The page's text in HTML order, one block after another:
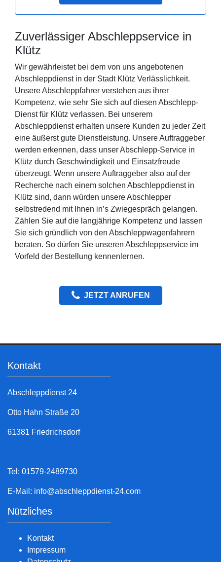
Zuverlässiger Abschleppservice in
Klütz
Wir gewährleistet bei dem von uns angebotenen
Abschleppdienst in der Stadt Klütz Verlässlichkeit.
Unsere Abschleppfahrer verstehen aus ihrer
Kompetenz, wie sehr Sie sich auf diesen Abschlepp-
Dienst für Klütz verlassen. Bei unserem
Abschleppdienst erhalten unsere Kunden zu jeder Zeit
eine äußerst gute Dienstleistung. Unsere Auftraggeber
werden erkennen, dass unser Abschlepp-Service in
Klütz durch Geschwindigkeit und Einsatzfreude
überzeugt. Wenn unsere Auftraggeber also auf der
Recherche nach einem solchen Abschleppdienst in
Klütz sind, dann würden unsere Abschlepper
selbstredend mit Ihnen in’s Zwiegespräch gelangen.
Zählen Sie auf die langjährige Kompetenz und lassen
Sie sich gründlich von den Abschleppwagenfahrern
beraten. So dürfen Sie unseren Abschleppservice im
Vorfeld der Bestellung kennenlernen.
JETZT ANRUFEN
Kontakt
Abschleppdienst 24
Otto Hahn Straße 20
61381 Friedrichsdorf
Tel: 01579-2489730
E-Mail: info@abschleppdienst-24.com
Nützliches
Kontakt
Impressum